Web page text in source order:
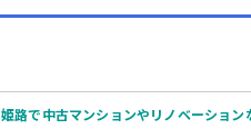
姫路で中古マンションやリノベーション